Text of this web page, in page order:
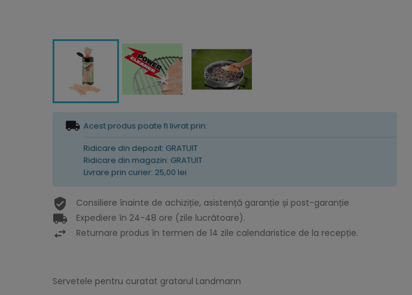
Acest produs poate fi livrat prin:
Ridicare din depozit: GRATUIT
Ridicare din magazin: GRATUIT
Livrare prin curier: 25,00 lei
Consiliere înainte de achiziție, asistență garanție și post-garanție
Expediere în 24-48 ore (zile lucrătoare).
Returnare produs în termen de 14 zile calendaristice de la recepție.
Servetele pentru curatat gratarul Landmann